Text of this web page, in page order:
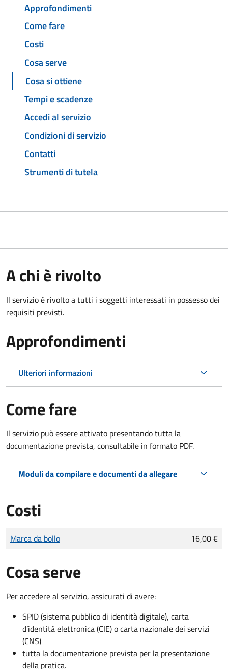
Approfondimenti
Come fare
Costi
Cosa serve
Cosa si ottiene
Tempi e scadenze
Accedi al servizio
Condizioni di servizio
Contatti
Strumenti di tutela
A chi è rivolto
Il servizio è rivolto a tutti i soggetti interessati in possesso dei
requisiti previsti.
Approfondimenti
Ulteriori informazioni
Come fare
Il servizio può essere attivato presentando tutta la
documentazione prevista, consultabile in formato PDF.
Moduli da compilare e documenti da allegare
Costi
Tipo di pagamento
Importo
Marca da bollo 16,00 €
Cosa serve
Per accedere al servizio, assicurati di avere:
SPID (sistema pubblico di identità digitale), carta
d’identità elettronica (CIE) o carta nazionale dei servizi
(CNS)
tutta la documentazione prevista per la presentazione
della pratica.